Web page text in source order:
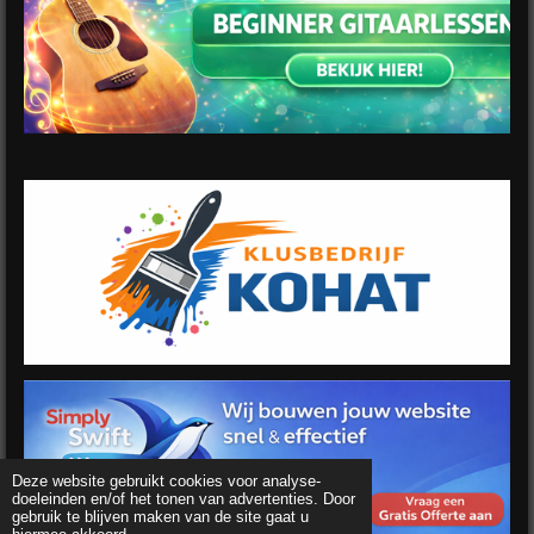
Deze website gebruikt cookies voor analyse-
doeleinden en/of het tonen van advertenties. Door
gebruik te blijven maken van de site gaat u